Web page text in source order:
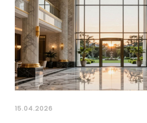
15.04.2026